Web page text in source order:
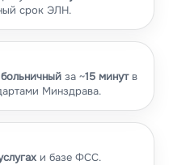
срок ЭЛН.
за ~15 минутв
Минздрава.
и базе ФСС.